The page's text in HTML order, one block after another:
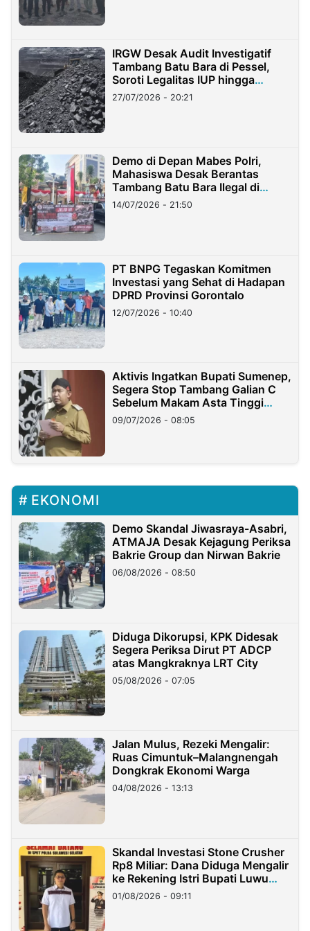
IRGW Desak Audit Investigatif
Tambang Batu Bara di Pessel,
Soroti Legalitas IUP hingga
Stockpile
27/07/2026 - 20:21
Demo di Depan Mabes Polri,
Mahasiswa Desak Berantas
Tambang Batu Bara Ilegal di
Lampung
14/07/2026 - 21:50
PT BNPG Tegaskan Komitmen
Investasi yang Sehat di Hadapan
DPRD Provinsi Gorontalo
12/07/2026 - 10:40
Aktivis Ingatkan Bupati Sumenep,
Segera Stop Tambang Galian C
Sebelum Makam Asta Tinggi
Longsor
09/07/2026 - 08:05
EKONOMI
Demo Skandal Jiwasraya-Asabri,
ATMAJA Desak Kejagung Periksa
Bakrie Group dan Nirwan Bakrie
06/08/2026 - 08:50
Diduga Dikorupsi, KPK Didesak
Segera Periksa Dirut PT ADCP
atas Mangkraknya LRT City
05/08/2026 - 07:05
Jalan Mulus, Rezeki Mengalir:
Ruas Cimuntuk–Malangnengah
Dongkrak Ekonomi Warga
04/08/2026 - 13:13
Skandal Investasi Stone Crusher
Rp8 Miliar: Dana Diduga Mengalir
ke Rekening Istri Bupati Luwu
Timur
01/08/2026 - 09:11